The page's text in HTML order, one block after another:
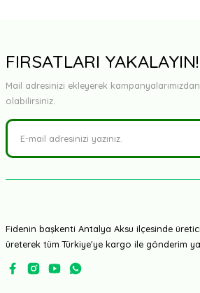
FIRSATLARI YAKALAYIN!
Mail adresinizi ekleyerek
olabilirsiniz.
Fidenin başkenti Antalya Aksu ilçesinde
üreterek tüm Türkiye'ye kargo ile gönderim